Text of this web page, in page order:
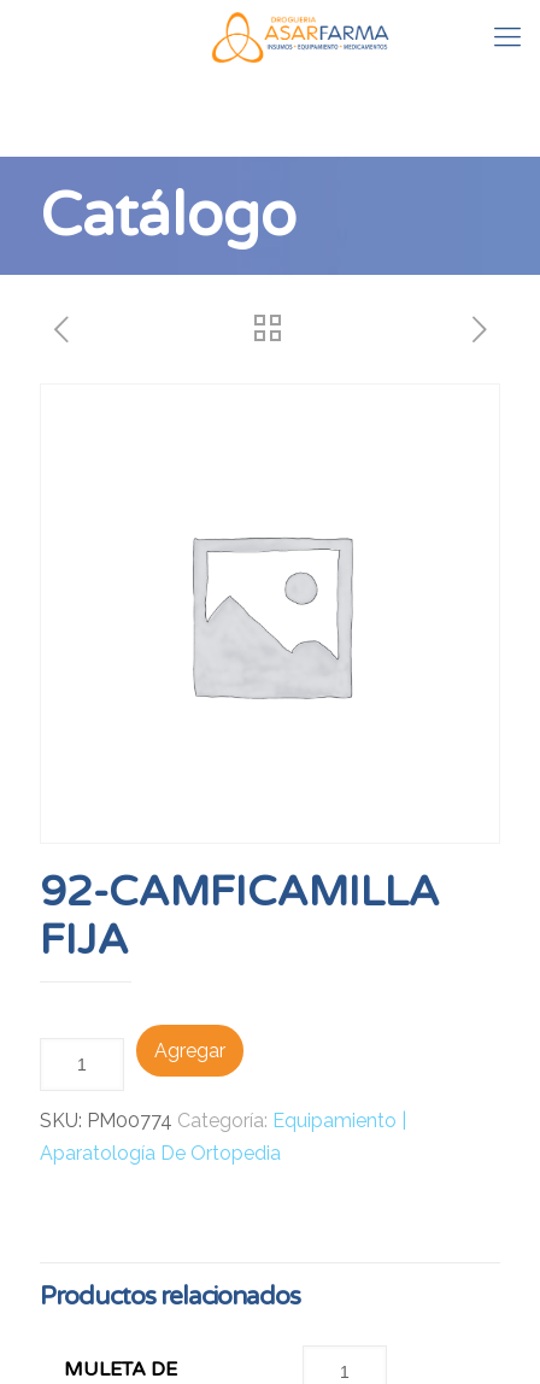
Catálogo
92-CAMFICAMILLA
FIJA
Agregar
SKU: PM00774 Categoría: Equipamiento |
Aparatología De Ortopedia
Productos relacionados
MULETA DE